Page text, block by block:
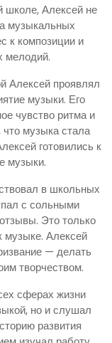
школе, Алексей не
музыкальных
к композиции и
мелодий.
Алексей проявлял
музыки. Его
чувство ритма и
музыка стала
готовились к
музыки.
в школьных
с сольными
Это только
музыке. Алексей
— делать
творчеством.
сферах жизни
но и слушал
развития